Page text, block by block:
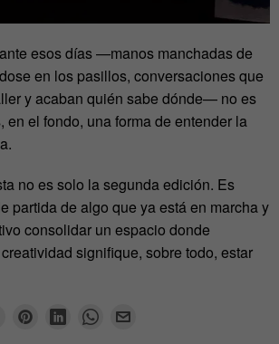
esos días —manos manchadas de
en los pasillos, conversaciones que
y acaban quién sabe dónde— no es
en el fondo, una forma de entender la
no es solo la segunda edición. Es
partida de algo que ya está en marcha y
consolidar un espacio donde
signifique, sobre todo, estar